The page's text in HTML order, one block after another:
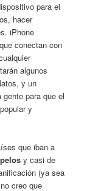
para el
hacer
iPhone
conectan con
algunos
y un
para que el
y
que iban a
y casi de
(ya sea
creo que